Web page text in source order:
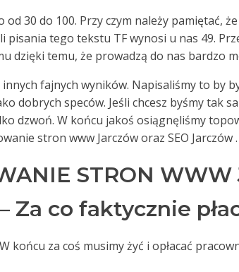
30 do 100. Przy czym należy pamiętać,
pisania tego tekstu TF wynosi u nas 49.
dzięki temu, że prowadzą do nas bardzo
fajnych wyników. Napisaliśmy to by
dobrych speców. Jeśli chcesz byśmy tak
dzwoń. W końcu jakoś osiągnęliśmy
stron www Jarczów oraz SEO Jarczów .
STRON
Za co faktycznie
W końcu za coś musimy żyć i opłacać